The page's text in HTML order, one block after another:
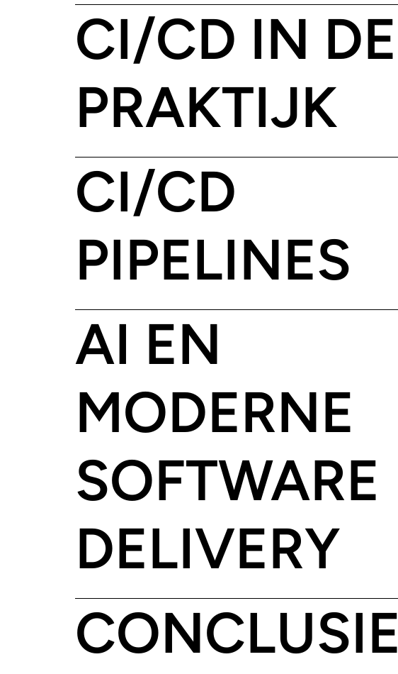
CI/CD IN DE
PRAKTIJK
CI/CD
PIPELINES
AI EN
MODERNE
SOFTWARE
DELIVERY
CONCLUSIE